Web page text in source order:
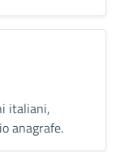
italiani,
anagrafe.